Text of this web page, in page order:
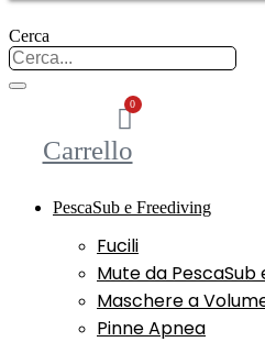
Cerca
0
Carrello
PescaSub e Freediving
Fucili
Mute da PescaSub
Maschere a
Pinne Apnea